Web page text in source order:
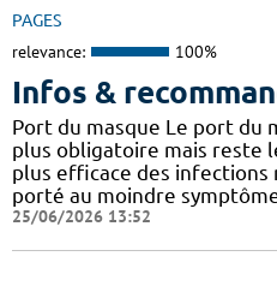
PAGES
relevance: 100%
Infos &
Port du masque Le port du
plus obligatoire mais reste
plus efficace des
porté au moindre
25/06/2026 13:52